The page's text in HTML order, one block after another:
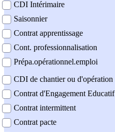
CDI Intérimaire
Saisonnier
Contrat apprentissage
Cont. professionnalisation
Prépa.opérationnel.emploi
CDI de chantier ou d'opération
Contrat d'Engagement Educatif
Contrat intermittent
Contrat pacte